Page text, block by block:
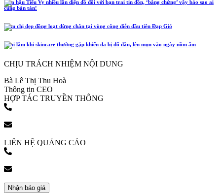
Hoa hậu Tiểu Vy nhiều lần diện đồ đôi với bạn trai tin đồn, ‘bằng chứng’ vậy bảo sao ai
cũng bàn tán!
Năm chị đẹp đồng loạt dừng chân tại vòng công diễn đầu tiên Đạp Gió
4 sai lầm khi skincare thường gặp khiến da bị đổ dầu, lên mụn vào ngày nồm ẩm
CHỊU TRÁCH NHIỆM NỘI DUNG
Bà Lê Thị Thu Hoà
Thông tin CEO
HỢP TÁC TRUYỀN THÔNG
LIÊN HỆ QUẢNG CÁO
Nhận báo giá